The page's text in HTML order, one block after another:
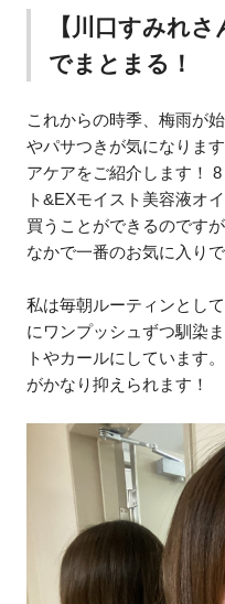
【川口すみれ
でまとまる！
これからの時季、梅雨が
やパサつきが気になりま
アケアをご紹介します！
ト&EXモイスト美容液オ
買うことができるのです
なかで一番のお気に入りで
私は毎朝ルーティンとし
にワンプッシュずつ馴染
トやカールにしています
がかなり抑えられます！